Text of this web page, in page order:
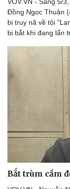
Đồng Ngọc Thuận
bị truy nã về tội
bị bắt khi đang lẩn
Bắt trùm cầm